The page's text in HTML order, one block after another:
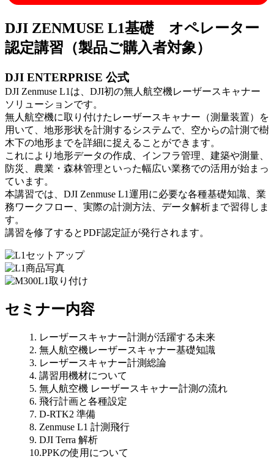
DJI ZENMUSE L1基礎 オペレーター
認定講習（製品ご購入者対象）
DJI ENTERPRISE 公式
DJI Zenmuse L1は、DJI初の無人航空機レーザースキャナー
ソリューションです。
無人航空機に取り付けたレーザースキャナー（測量装置）を
用いて、地形形状を計測するシステムで、空からの計測で樹
木下の地形までを詳細に捉えることができます。
これにより地形データの作成、インフラ管理、建築や測量、
防災、農業・森林管理といった幅広い業務での活用が始まっ
ています。
本講習では、DJI Zenmuse L1運用に必要な各種基礎知識、業
務ワークフロー、実際の計測方法、データ解析まで習得しま
す。
講習を修了するとPDF認定証が発行されます。
セミナー内容
1. レーザースキャナー計測が活躍する未来
2. 無人航空機レーザースキャナー基礎知識
3. レーザースキャナー計測総論
4. 講習用機材について
5. 無人航空機 レーザースキャナー計測の流れ
6. 飛行計画と各種設定
7. D-RTK2 準備
8. Zenmuse L1 計測飛行
9. DJI Terra 解析
10.PPKの使用について